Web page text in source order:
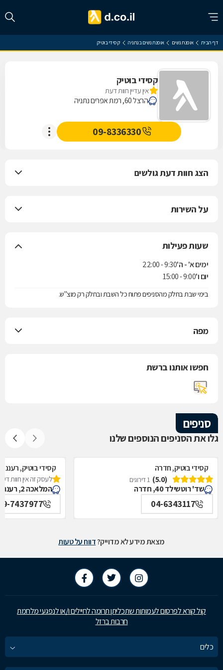
דף הבית אופנת נשים אופנת נשים בנתניה קסידי בוטיק
קסידי בוטיק
אין עדיין חוות דעת
הרצל 60, רמת אפרים נתניה
09-8336330
הצג חוות דעת גולשים
על השירות
שעות פעילות
ימים א' - ה'9:30 - 22:00
יום ו'9:00 - 15:00
בימי שבת בחלק מהסניפים פתוח כל השבת ובחלק רק מוצ"ש.
מפה
חפשו אותנו ברשת
סניפים
גלו את הסניפים הנוספים שלנו
קסידי בוטיק, חדרה
(5.0)
1 דירוגים
שד' רוטשילד 40, חדרה
04-6343117
קסידי בוטיק, רעננה
לעסק זה אין חוות
המלאכה 2, רעננה
7437977
מצאת מידע לא מדוייק?דווח על טעות
קול קורא לפרסום לעמותות שתכליתן תרומה לחיילים ו/או לנפגעי מלחמת
חרבות ברזל
כלים